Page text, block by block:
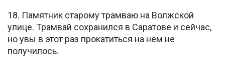
18. Памятник старому трамваю на Волжской
улице. Трамвай сохранился в Саратове и сейчас,
но увы в этот раз прокатиться на нём не
получилось.